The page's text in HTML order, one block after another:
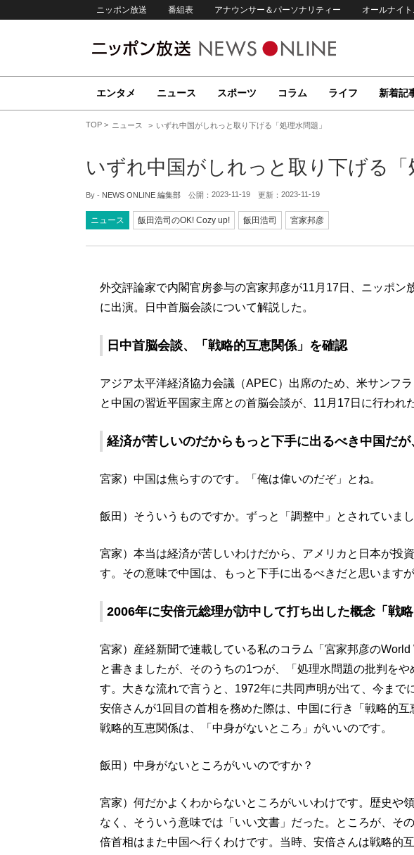
ニッポン放送 番組表 アナウンサー＆パーソナリティー オールナイ
エンタメ ニュース スポーツ コラム ライフ 新着記
TOP ニュース いずれ中国がしれっと取り下げる「処理水問題」
いずれ中国がしれっと取り下げる「
By - NEWS ONLINE 編集部 公開： 2023-11-19 更新： 2023-11-19
ニュース 飯田浩司のOK! Cozy up! 飯田浩司 宮家邦彦
外交評論家で内閣官房参与の宮家邦彦が11月17日、ニッポン
に出演。日中首脳会談について解説した。
日中首脳会談、「戦略的互恵関係」を確認
アジア太平洋経済協力会議（APEC）出席のため、米サンフ
と中国の習近平国家主席との首脳会談が、11月17日に行われた
経済が苦しいのだからもっと下手に出るべき中国だ
宮家）中国は焦らすのです。「俺は偉いのだぞ」とね。
飯田）そういうものですか。ずっと「調整中」とされていまし
宮家）本当は経済が苦しいわけだから、アメリカと日本が投
す。その意味で中国は、もっと下手に出るべきだと思いますが
2006年に安倍元総理が訪中して打ち出した概念「戦略
宮家）産経新聞で連載している私のコラム「宮家邦彦のWorld
と書きましたが、そのうちの1つが、「処理水問題の批判を
す。大きな流れで言うと、1972年に共同声明が出て、今まで
安倍さんが1回目の首相を務めた際は、中国に行き「戦略的
戦略的互恵関係は、「中身がないところ」がいいのです。
飯田）中身がないところがいいのですか？
宮家）何だかよくわからないところがいいわけです。歴史や
なく、そういう意味では「いい文書」だった。ところが、そ
倍首相はまた中国へ行くわけです。当時、安倍さんは戦略的